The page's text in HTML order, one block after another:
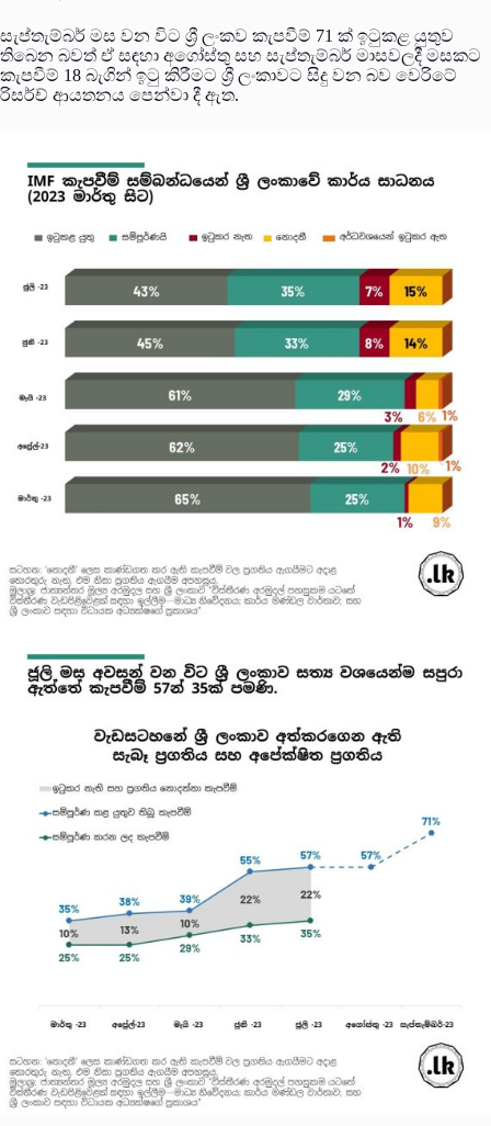
සැප්තැම්බර් මස වන විට ශ්‍රී ලංකව කැපවීම් 71 ක් ඉටුකළ යුතුව
තිබෙන බවත් ඒ සඳහා අගෝස්තු සහ සැප්තැම්බර් මාසවලදී මසකට
කැපවීම් 18 බැගින් ඉටු කිරීමට ශ්‍රී ලංකාවට සිදු වන බව වෙරිටේ
රිසර්ච් ආයතනය පෙන්වා දී ඇත.